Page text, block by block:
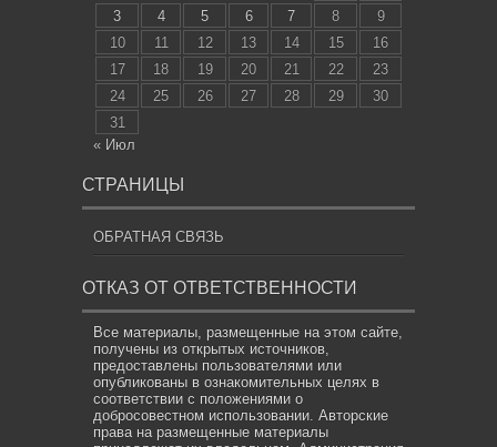
3
4 5 6 7 8
9
10
11 12 13 14 15
16
17
18 19 20 21 22
23
24
25 26 27 28 29
30
31
« Июл
СТРАНИЦЫ
ОБРАТНАЯ СВЯЗЬ
ОТКАЗ ОТ ОТВЕТСТВЕННОСТИ
Все материалы, размещенные на этом сайте,
получены из открытых источников,
предоставлены пользователями или
опубликованы в ознакомительных целях в
соответствии с положениями о
добросовестном использовании. Авторские
права на размещенные материалы